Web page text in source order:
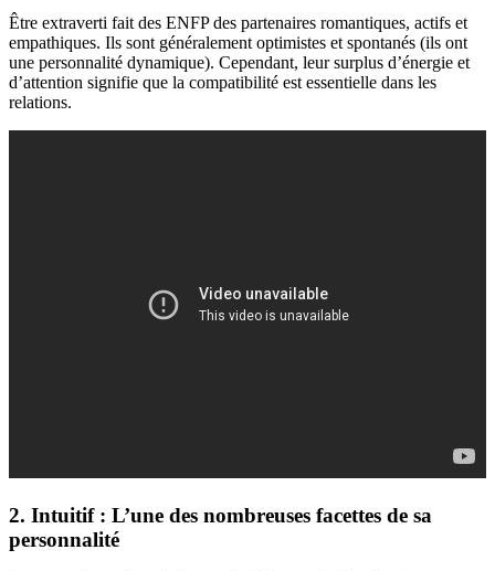
Être extraverti fait des ENFP des partenaires romantiques, actifs et
empathiques. Ils sont généralement optimistes et spontanés (ils ont
une personnalité dynamique). Cependant, leur surplus d’énergie et
d’attention signifie que la compatibilité est essentielle dans les
relations.
2. Intuitif : L’une des nombreuses facettes de sa
personnalité